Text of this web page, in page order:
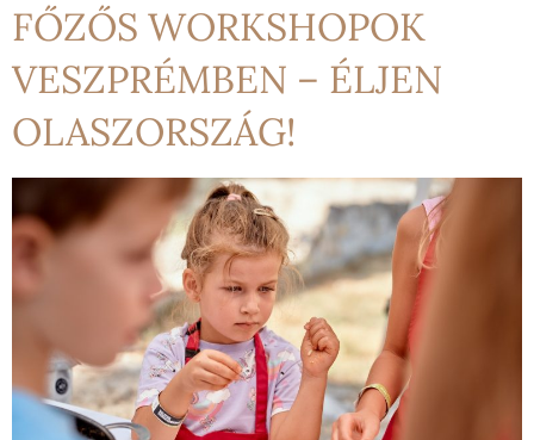
FŐZŐS WORKSHOPOK
VESZPRÉMBEN – ÉLJEN
OLASZORSZÁG!